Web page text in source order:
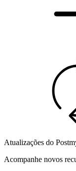
Atualizações do
Acompanhe novos